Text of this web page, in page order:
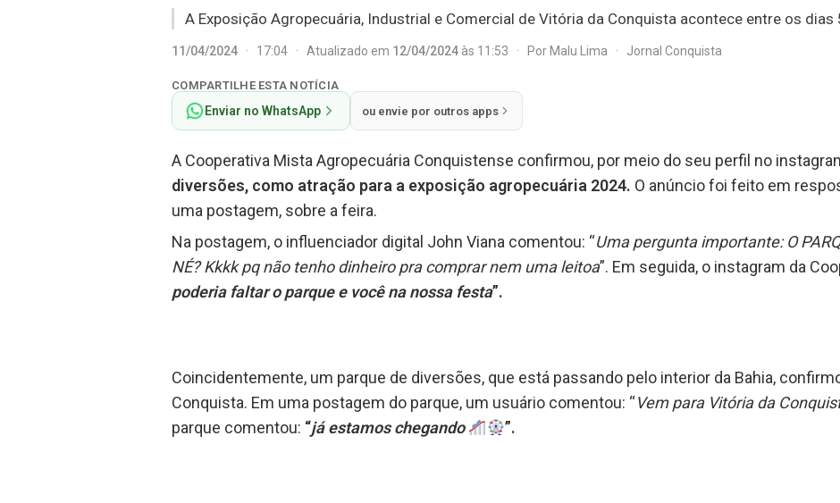
A Exposição Agropecuária, Industrial e Comercial de Vitória da Conquista acontece entre os dias
11/04/2024 · 17:04 · Atualizado em 12/04/2024 às 11:53 · PorMalu Lima · Jornal Conquista
COMPARTILHE ESTA NOTÍCIA
Enviar no WhatsApp ou envie por outros apps
A Cooperativa Mista Agropecuária Conquistense confirmou, por meio do seu perfil no
diversões, como atração para a exposição agropecuária 2024. O anúncio foi feito em
uma postagem, sobre a feira.
Na postagem, o influenciador digital John Viana comentou: “Uma pergunta importante: O
NÉ? Kkkk pq não tenho dinheiro pra comprar nem uma leitoa”. Em seguida, o instagram da
poderia faltar o parque e você na nossa festa”.
Coincidentemente, um parque de diversões, que está passando pelo interior da Bahia,
Conquista. Em uma postagem do parque, um usuário comentou: “Vem para Vitória da
parque comentou: “já estamos chegando ”.